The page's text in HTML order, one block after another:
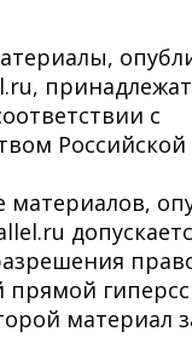
с
материалов,
прямой
материал